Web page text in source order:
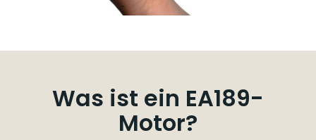
Was ist ein EA189-
Motor?